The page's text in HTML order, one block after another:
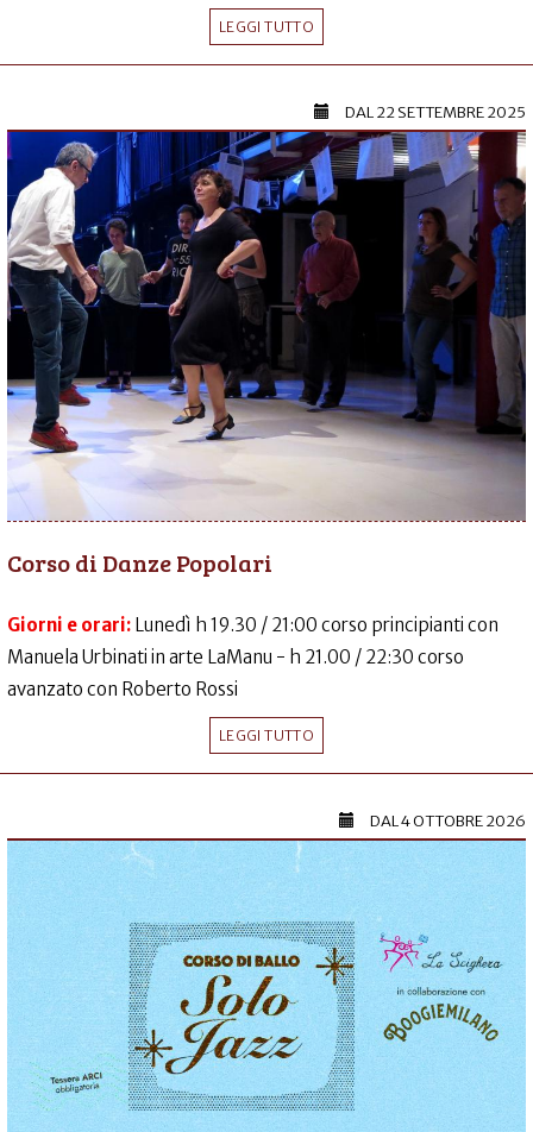
LEGGI TUTTO
DAL22 SETTEMBRE 2025
Corso di Danze Popolari
Giorni e orari: Lunedì h 19.30 / 21:00 corso principianti con
Manuela Urbinati in arte LaManu - h 21.00 / 22:30 corso
avanzato con Roberto Rossi
LEGGI TUTTO
DAL4 OTTOBRE 2026